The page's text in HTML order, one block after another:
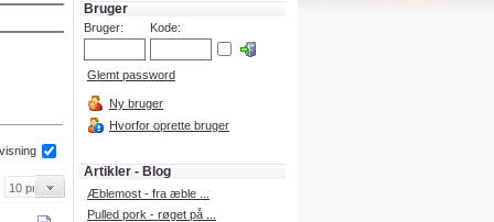
Bruger
Bruger: Kode:
Glemt password
Ny bruger
Hvorfor oprette bruger
Artikler - Blog
Æblemost - fra æble ...
Pulled pork - røget på ...